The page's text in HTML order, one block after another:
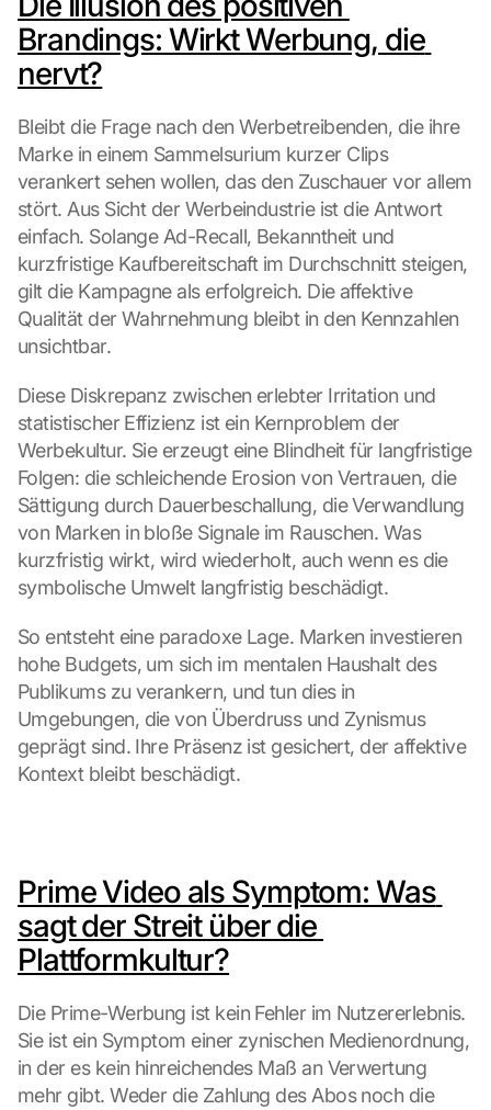
Brandings: Wirkt Werbung, die
nervt?
Bleibt die Frage nach den Werbetreibenden, die ihre
Marke in einem Sammelsurium kurzer Clips
verankert sehen wollen, das den Zuschauer vor allem
stört. Aus Sicht der Werbeindustrie ist die Antwort
einfach. Solange Ad-Recall, Bekanntheit und
kurzfristige Kaufbereitschaft im Durchschnitt steigen,
gilt die Kampagne als erfolgreich. Die affektive
Qualität der Wahrnehmung bleibt in den Kennzahlen
unsichtbar.
Diese Diskrepanz zwischen erlebter Irritation und
statistischer Effizienz ist ein Kernproblem der
Werbekultur. Sie erzeugt eine Blindheit für langfristige
Folgen: die schleichende Erosion von Vertrauen, die
Sättigung durch Dauerbeschallung, die Verwandlung
von Marken in bloße Signale im Rauschen. Was
kurzfristig wirkt, wird wiederholt, auch wenn es die
symbolische Umwelt langfristig beschädigt.
So entsteht eine paradoxe Lage. Marken investieren
hohe Budgets, um sich im mentalen Haushalt des
Publikums zu verankern, und tun dies in
Umgebungen, die von Überdruss und Zynismus
geprägt sind. Ihre Präsenz ist gesichert, der affektive
Kontext bleibt beschädigt.
Prime Video als Symptom: Was
sagt der Streit über die
Plattformkultur?
Die Prime-Werbung ist kein Fehler im Nutzererlebnis.
Sie ist ein Symptom einer zynischen Medienordnung,
in der es kein hinreichendes Maß an Verwertung
mehr gibt. Weder die Zahlung des Abos noch die